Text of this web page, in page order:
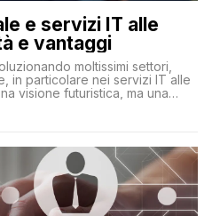
e servizi IT alle
e vantaggi
moltissimi settori,
in particolare nei servizi IT alle
visione futuristica, ma una
a un cambio significativo in